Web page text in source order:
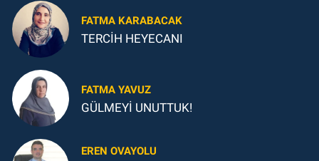
FATMA KARABACAK
TERCİH HEYECANI
FATMA YAVUZ
GÜLMEYİ UNUTTUK!
EREN OVAYOLU